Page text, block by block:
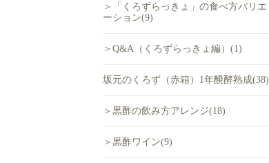
＞「くろずらっきょ」の食べ方バリエ
ーション(9)
＞Q&A（くろずらっきょ編）(1)
坂元のくろず（赤箱）1年醗酵熟成(38)
＞黒酢の飲み方アレンジ(18)
＞黒酢ワイン(9)